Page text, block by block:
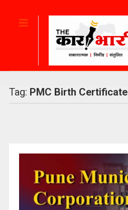
Tag: PMC Birth Certificate